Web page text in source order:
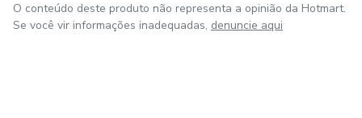
Nefrologia
O conteúdo deste produto não representa a opinião da Hotmart.
Se você vir informações inadequadas, denuncie aqui